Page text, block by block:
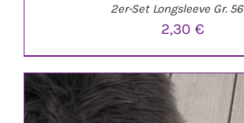
2er-Set Longsleeve Gr. 56
2,30€